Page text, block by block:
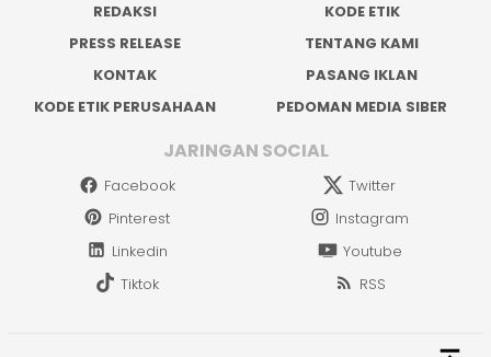
REDAKSI
KODE ETIK
PRESS RELEASE
TENTANG KAMI
KONTAK
PASANG IKLAN
KODE ETIK PERUSAHAAN
PEDOMAN MEDIA SIBER
JARINGAN SOCIAL
Facebook
Twitter
Pinterest
Instagram
Linkedin
Youtube
Tiktok
RSS